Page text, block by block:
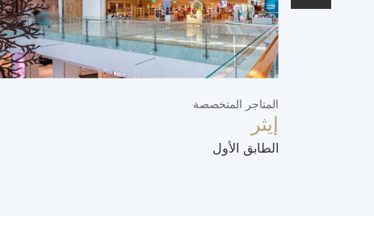
المتاجر المتخصصة
إيثر
الطابق الأول